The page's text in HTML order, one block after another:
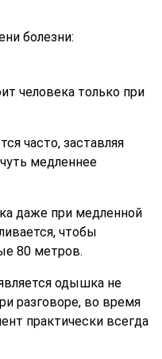
болезни:
человека только при
часто, заставляя
медленнее
даже при медленной
чтобы
80 метров.
одышка не
разговоре, во время
практически всегда